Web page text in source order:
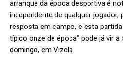
arranque da época desportiva é
independente de qualquer
resposta em campo, e esta
típico onze de época” pode já vir
domingo, em Vizela.